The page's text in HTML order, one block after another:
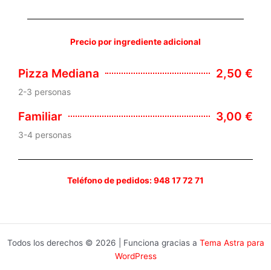
Precio por ingrediente adicional
Pizza Mediana 2,50 €
2-3 personas
Familiar 3,00 €
3-4 personas
Teléfono de pedidos: 948 17 72 71
Todos los derechos © 2026 | Funciona gracias a Tema Astra para
WordPress